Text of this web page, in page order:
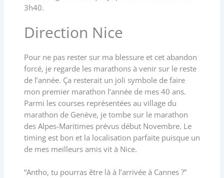
3h40.
Direction Nice
Pour ne pas rester sur ma blessure et cet abandon
forcé, je regarde les marathons à venir sur le reste
de l’année. Ça resterait un joli symbole de faire
mon premier marathon l’année de mes 40 ans.
Parmi les courses représentées au village du
marathon de Genève, je tombe sur le marathon
des Alpes-Maritimes prévus début Novembre. Le
timing est bon et la localisation parfaite puisque un
de mes meilleurs amis vit à Nice.
“Antho, tu pourras être là à l’arrivée à Cannes ?”